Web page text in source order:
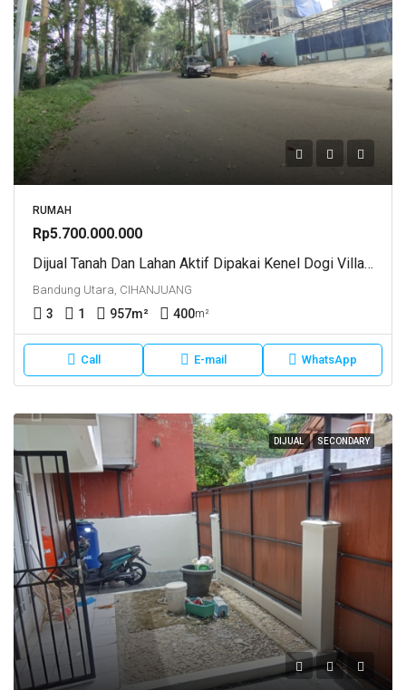
RUMAH
Rp5.700.000.000
Dijual Tanah Dan Lahan Aktif Dipakai Kenel Dogi Villa Trinity Cihideung Bandung Utara
Bandung Utara, CIHANJUANG
3 1 957m² 400m²
Call E-mail WhatsApp
DIJUAL SECONDARY